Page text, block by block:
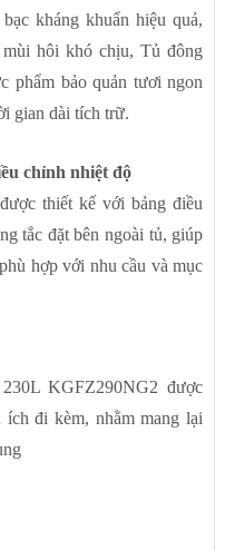
kháng khuẩn hiệu quả,
hôi khó chịu, Tủ đông
phẩm bảo quản tươi ngon
gian dài tích trữ.
chỉnh nhiệt độ
thiết kế với bảng điều
tắc đặt bên ngoài tủ, giúp
hợp với nhu cầu và mục
KGFZ290NG2 được
đi kèm, nhằm mang lại